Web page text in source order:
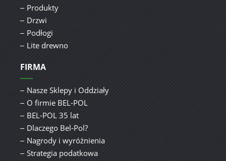
Produkty
Drzwi
Podłogi
Lite drewno
FIRMA
Nasze Sklepy i Oddziały
O firmie BEL-POL
BEL-POL 35 lat
Dlaczego Bel-Pol?
Nagrody i wyróżnienia
Strategia podatkowa